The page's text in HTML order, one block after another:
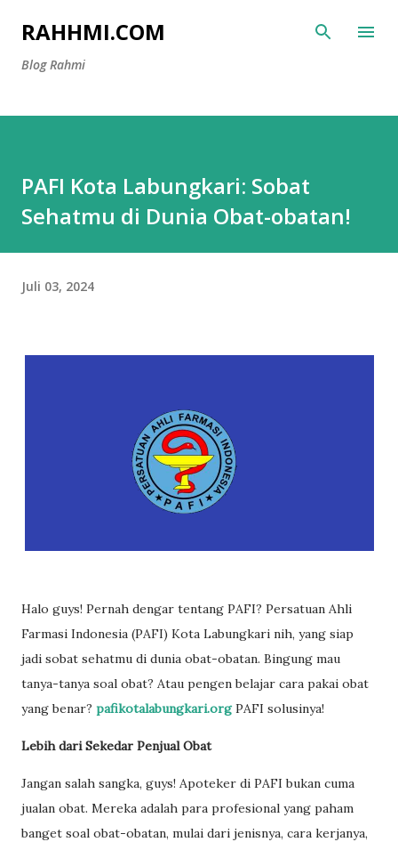
Langsung ke konten utama
RAHHMI.COM
Blog Rahmi
PAFI Kota Labungkari: Sobat
Sehatmu di Dunia Obat-obatan!
Juli 03, 2024
Halo guys! Pernah dengar tentang PAFI? Persatuan Ahli
Farmasi Indonesia (PAFI) Kota Labungkari nih, yang siap
jadi sobat sehatmu di dunia obat-obatan. Bingung mau
tanya-tanya soal obat? Atau pengen belajar cara pakai obat
yang benar? pafikotalabungkari.orgPAFI solusinya!
Lebih dari Sekedar Penjual Obat
Jangan salah sangka, guys! Apoteker di PAFI bukan cuma
jualan obat. Mereka adalah para profesional yang paham
banget soal obat-obatan, mulai dari jenisnya, cara kerjanya,